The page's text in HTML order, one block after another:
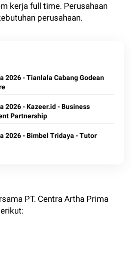
kerja full time. Perusahaan
perusahaan.
2026 - Tianlala Cabang Godean
2026 - Kazeer.id - Business
Partnership
2026 - Bimbel Tridaya - Tutor
PT. Centra Artha Prima